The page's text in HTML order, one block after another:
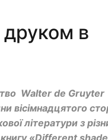
друком в
Walter de Gruyter
вісімнадцятого
літератури з